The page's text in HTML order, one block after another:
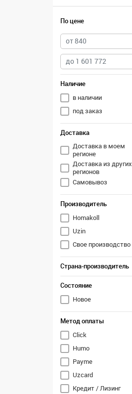
По цене
Наличие
в наличии
под заказ
Доставка
Доставка в моем
регионе
Доставка из других
регионов
Самовывоз
Производитель
Homakoll
Uzin
Свое производство
Страна-производитель
Состояние
Новое
Метод оплаты
Click
Humo
Payme
Uzcard
Кредит / Лизинг